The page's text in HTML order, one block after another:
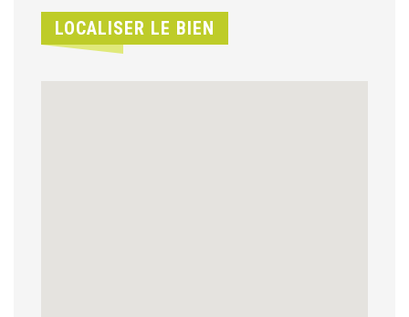
LOCALISER LE BIEN